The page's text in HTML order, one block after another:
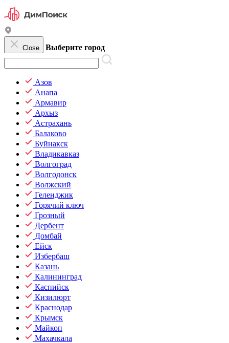
Close Выберите город
Азов
Анапа
Армавир
Архыз
Астрахань
Балаково
Буйнакск
Владикавказ
Волгоград
Волгодонск
Волжский
Геленджик
Горячий ключ
Грозный
Дербент
Домбай
Ейск
Избербаш
Казань
Калининград
Каспийск
Кизилюрт
Краснодар
Крымск
Майкоп
Махачкала